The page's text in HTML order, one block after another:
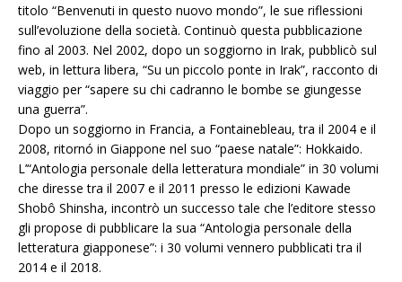
titolo “Benvenuti in questo nuovo mondo”, le sue riflessioni
sull’evoluzione della società. Continuò questa pubblicazione
fino al 2003. Nel 2002, dopo un soggiorno in Irak, pubblicò sul
web, in lettura libera, “Su un piccolo ponte in Irak”, racconto di
viaggio per “sapere su chi cadranno le bombe se giungesse
una guerra”.
Dopo un soggiorno in Francia, a Fontainebleau, tra il 2004 e il
2008, ritornó in Giappone nel suo “paese natale”: Hokkaido.
L’“Antologia personale della letteratura mondiale” in 30 volumi
che diresse tra il 2007 e il 2011 presso le edizioni Kawade
Shobô Shinsha, incontrò un successo tale che l’editore stesso
gli propose di pubblicare la sua “Antologia personale della
letteratura giapponese”: i 30 volumi vennero pubblicati tra il
2014 e il 2018.